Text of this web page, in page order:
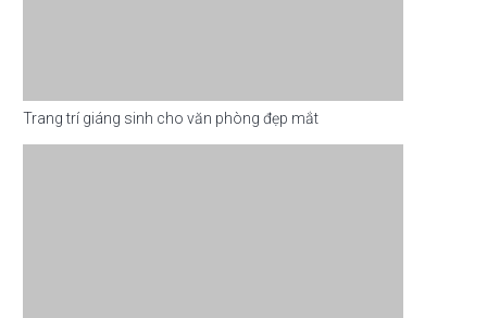
Trang trí giáng sinh cho văn phòng đẹp mắt